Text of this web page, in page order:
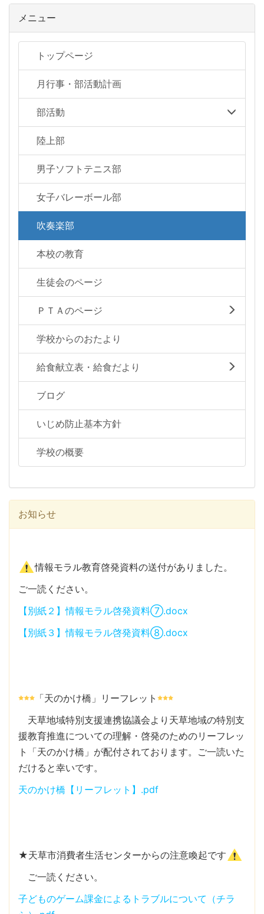
メニュー
トップページ
月行事・部活動計画
部活動
陸上部
男子ソフトテニス部
女子バレーボール部
吹奏楽部
本校の教育
生徒会のページ
ＰＴＡのページ
学校からのおたより
給食献立表・給食だより
ブログ
いじめ防止基本方針
学校の概要
お知らせ
情報モラル教育啓発資料の送付がありました。
ご一読ください。
【別紙２】情報モラル啓発資料⑦.docx
【別紙３】情報モラル啓発資料⑧.docx
「天のかけ橋」リーフレット
天草地域特別支援連携協議会より天草地域の特別支
援教育推進についての理解・啓発のためのリーフレッ
ト「天のかけ橋」が配付されております。ご一読いた
だけると幸いです。
天のかけ橋【リーフレット】.pdf
★天草市消費者生活センターからの注意喚起です
ご一読ください。
子どものゲーム課金によるトラブルについて（チラ